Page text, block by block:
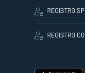
REGISTRO
REGISTRO